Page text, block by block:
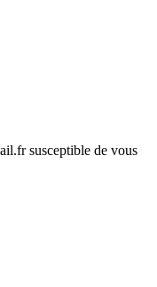
susceptible de vous